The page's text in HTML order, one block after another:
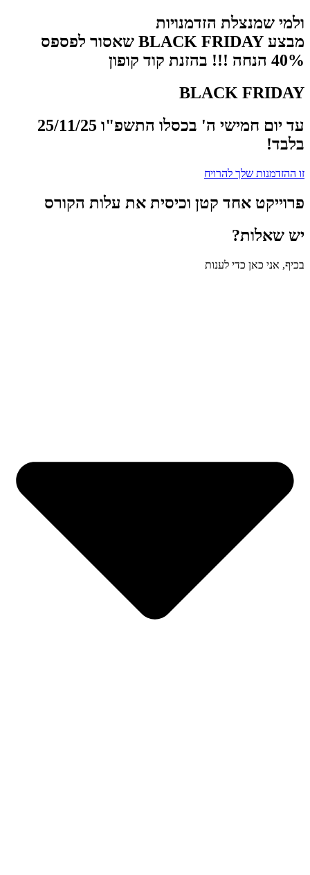
ולמי שמנצלת הזדמנויות
מבצע BLACK FRIDAY שאסור לפספס
40% הנחה !!! בהזנת קוד קופון
BLACK FRIDAY
עד יום חמישי ה' בכסלו התשפ"ו 25/11/25
בלבד!
זו ההזדמנות שלך להרויח
פרוייקט אחד קטן וכיסית את עלות הקורס
יש שאלות?
בכיף, אני כאן כדי לענות